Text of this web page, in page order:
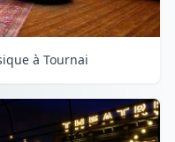
à Tournai